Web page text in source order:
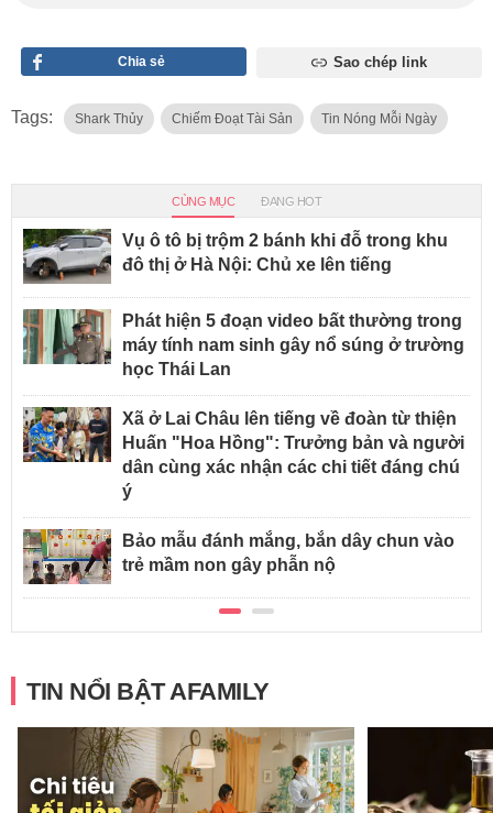
Chia sẻ Sao chép link
Tags: Shark Thủy Chiếm Đoạt Tài Sản Tin Nóng Mỗi Ngày
CÙNG MỤC ĐANG HOT
Vụ ô tô bị trộm 2 bánh khi đỗ trong khu
đô thị ở Hà Nội: Chủ xe lên tiếng
Phát hiện 5 đoạn video bất thường trong
máy tính nam sinh gây nổ súng ở trường
học Thái Lan
Xã ở Lai Châu lên tiếng về đoàn từ thiện
Huấn "Hoa Hồng": Trưởng bản và người
dân cùng xác nhận các chi tiết đáng chú
ý
Bảo mẫu đánh mắng, bắn dây chun vào
trẻ mầm non gây phẫn nộ
TIN NỔI BẬT AFAMILY